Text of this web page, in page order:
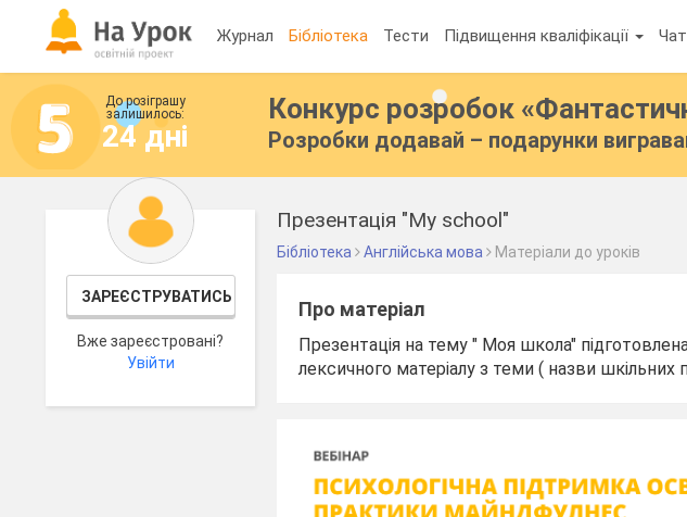
Журнал Бібліотека Тести Підвищення кваліфікації
До розіграшу
залишилось:
24 дні
Конкурс розробок
Розробки додавай – подарунки
ЗАРЕЄСТРУВАТИСЬ
Вже зареєстровані?
Увійти
Презентація "My school"
Бібліотека Англійська мова Матеріали до уроків
Про матеріал
Презентація на тему " Моя школа"
лексичного матеріалу з теми ( назви